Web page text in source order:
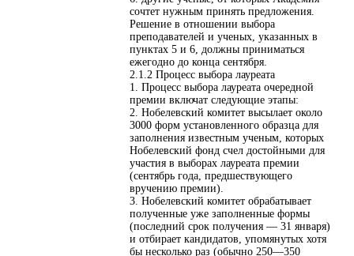
сочтет нужным принять предложения.
Решение в отношении выбора
преподавателей и ученых, указанных в
пунктах 5 и 6, должны приниматься
ежегодно до конца сентября.
2.1.2 Процесс выбора лауреата
1. Процесс выбора лауреата очередной
премии включат следующие этапы:
2. Нобелевский комитет высылает около
3000 форм установленного образца для
заполнения известным ученым, которых
Нобелевский фонд счел достойными для
участия в выборах лауреата премии
(сентябрь года, предшествующего
вручению премии).
3. Нобелевский комитет обрабатывает
полученные уже заполненные формы
(последний срок получения — 31 января)
и отбирает кандидатов, упомянутых хотя
бы несколько раз (обычно 250—350